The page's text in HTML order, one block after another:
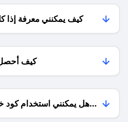
كيف يمكنني معرفة إذا
كيف
هل يمكنني استخدام كود